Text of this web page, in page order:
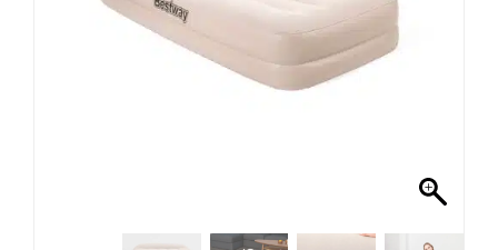
MOBILIÁRIO INSUFLÁVEL